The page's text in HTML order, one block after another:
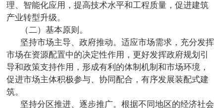
理、智能化应用，提高技术水平和工程质量，促进建筑
产业转型升级。
（二）基本原则。
坚持市场主导、政府推动。适应市场需求，充分发挥
市场在资源配置中的决定性作用，更好发挥政府规划引
导和政策支持作用，形成有利的体制机制和市场环境，
促进市场主体积极参与、协同配合，有序发展装配式建
筑。
坚持分区推进、逐步推广。根据不同地区的经济社会